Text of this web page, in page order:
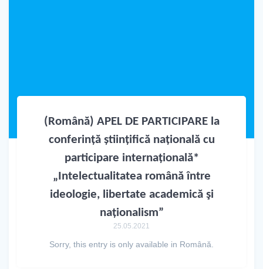
(Română) APEL DE PARTICIPARE la
conferință științifică națională cu
participare internațională*
„Intelectualitatea română între
ideologie, libertate academică şi
naționalism”
25.05.2021
Sorry, this entry is only available in Română.